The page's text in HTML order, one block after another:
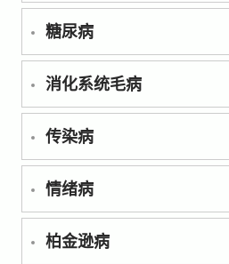
糖尿病
消化系统毛病
传染病
情绪病
柏金逊病